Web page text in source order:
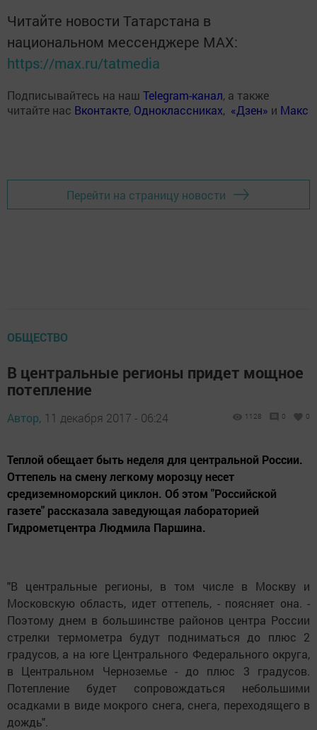
Читайте новости Татарстана в
национальном мессенджере MАХ:
https://max.ru/tatmedia
Подписывайтесь на наш Telegram-канал, а также
читайте нас Вконтакте, Одноклассниках, «Дзен» и Макс
Перейти на страницу новости
ОБЩЕСТВО
В центральные регионы придет мощное
потепление
Автор, 11 декабря 2017 - 06:24 1128 0 0
Теплой обещает быть неделя для центральной России.
Оттепель на смену легкому морозцу несет
средиземноморский циклон. Об этом "Российской
газете" рассказала заведующая лабораторией
Гидрометцентра Людмила Паршина.
"В центральные регионы, в том числе в Москву и
Московскую область, идет оттепель, - поясняет она. -
Поэтому днем в большинстве районов центра России
стрелки термометра будут подниматься до плюс 2
градусов, а на юге Центрального Федерального округа,
в Центральном Черноземье - до плюс 3 градусов.
Потепление будет сопровождаться небольшими
осадками в виде мокрого снега, снега, переходящего в
дождь".